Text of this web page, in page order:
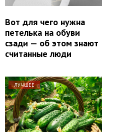
Вот для чего нужна
петелька на обуви
сзади — об этом знают
считанные люди
ЛУЧШЕЕ